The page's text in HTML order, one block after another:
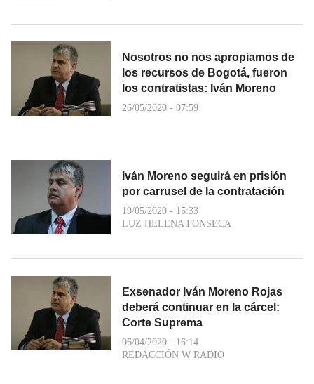
Nosotros no nos apropiamos de
los recursos de Bogotá, fueron
los contratistas: Iván Moreno
26/05/2020 - 07:59
Iván Moreno seguirá en prisión
por carrusel de la contratación
19/05/2020 - 15:33
LUZ HELENA FONSECA
Exsenador Iván Moreno Rojas
deberá continuar en la cárcel:
Corte Suprema
06/04/2020 - 16:14
REDACCIÓN W RADIO